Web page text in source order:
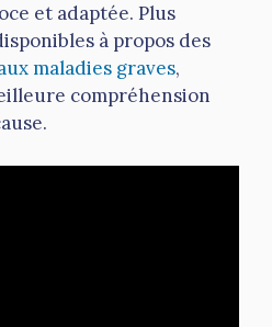
et adaptée. Plus
à propos des
maladies graves,
compréhension